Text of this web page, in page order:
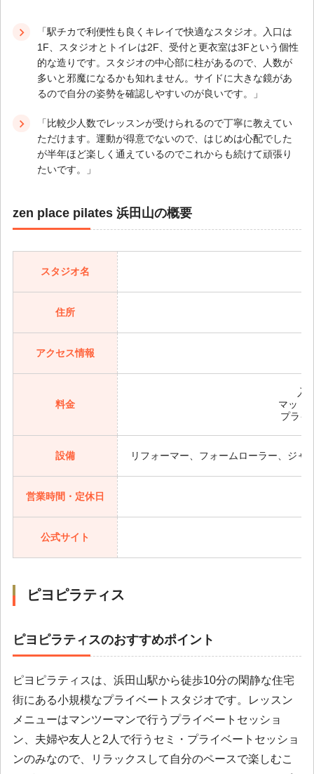
「駅チカで利便性も良くキレイで快適なスタジオ。入口は
1F、スタジオとトイレは2F、受付と更衣室は3Fという個性
的な造りです。スタジオの中心部に柱があるので、人数が
多いと邪魔になるかも知れません。サイドに大きな鏡があ
るので自分の姿勢を確認しやすいのが良いです。」
「比較少人数でレッスンが受けられるので丁寧に教えてい
ただけます。運動が得意でないので、はじめは心配でした
が半年ほど楽しく通えているのでこれからも続けて頑張り
たいです。」
zen place pilates 浜田山の概要
スタジオ名
住所
アクセス情報
料金
入
マット
プライ
設備 リフォーマー、フォームローラー、ジ
営業時間・定休日
公式サイト
ピヨピラティス
ピヨピラティスのおすすめポイント
ピヨピラティスは、浜田山駅から徒歩10分の閑静な住宅
街にある小規模なプライベートスタジオです。レッスン
メニューはマンツーマンで行うプライベートセッショ
ン、夫婦や友人と2人で行うセミ・プライベートセッショ
ンのみなので、リラックスして自分のペースで楽しむこ